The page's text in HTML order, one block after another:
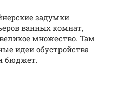
задумки
ванных комнат,
множество. Там
идеи обустройства
бюджет.